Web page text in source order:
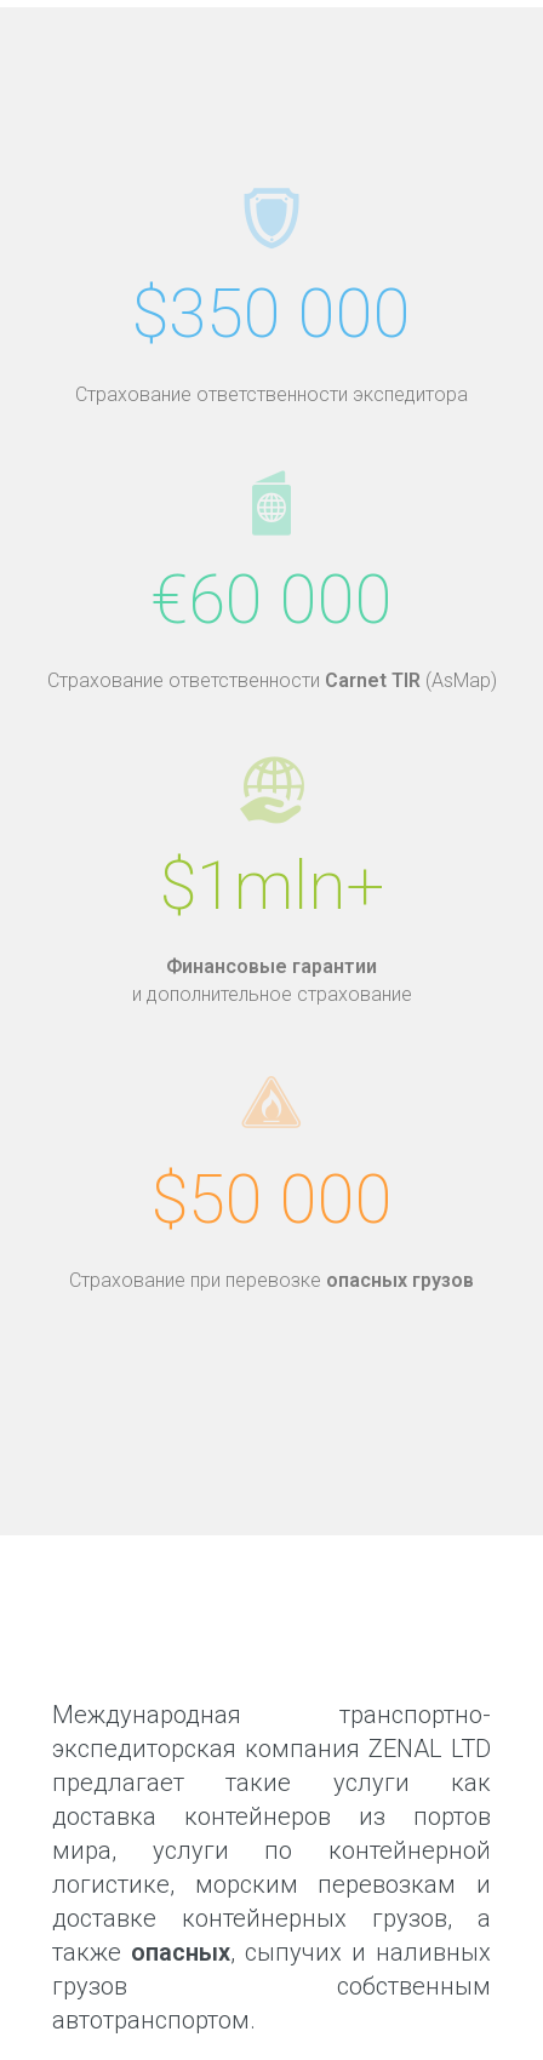
$350 000
Страхование ответственности экспедитора
€60 000
Страхование ответственности Carnet TIR (AsMap)
$1mln+
Финансовые гарантии
и дополнительное страхование
$50 000
Страхование при перевозке опасных грузов
Международная транспортно-
экспедиторская компания ZENAL LTD
предлагает такие услуги как
доставка контейнеров из портов
мира, услуги по контейнерной
логистике, морским перевозкам и
доставке контейнерных грузов, а
также опасных, сыпучих и наливных
грузов собственным
автотранспортом.